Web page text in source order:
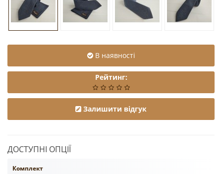
В наявності
Рейтинг:
Залишити відгук
ДОСТУПНІ ОПЦІЇ
Комплект